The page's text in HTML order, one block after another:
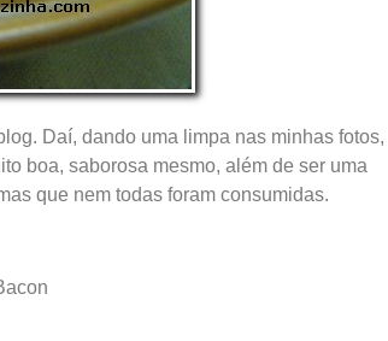
Daí, dando uma limpa nas minhas fotos,
boa, saborosa mesmo, além de ser uma
que nem todas foram consumidas.